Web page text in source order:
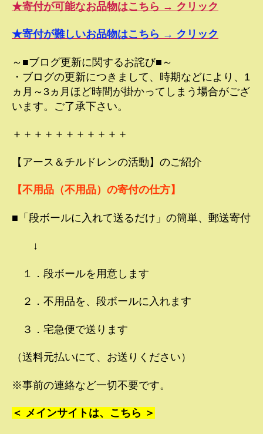
★寄付が可能なお品物はこちら → クリック
★寄付が難しいお品物はこちら → クリック
～■ブログ更新に関するお詫び■～
・ブログの更新につきまして、時期などにより、1
ヵ月～3ヵ月ほど時間が掛かってしまう場合がござ
います。ご了承下さい。
＋＋＋＋＋＋＋＋＋＋＋
【アース＆チルドレンの活動】のご紹介
【不用品（不用品）の寄付の仕方】
■「段ボールに入れて送るだけ」の簡単、郵送寄付
↓
１．段ボールを用意します
２．不用品を、段ボールに入れます
３．宅急便で送ります
（送料元払いにて、お送りください）
※事前の連絡など一切不要です。
＜ メインサイトは、こちら ＞